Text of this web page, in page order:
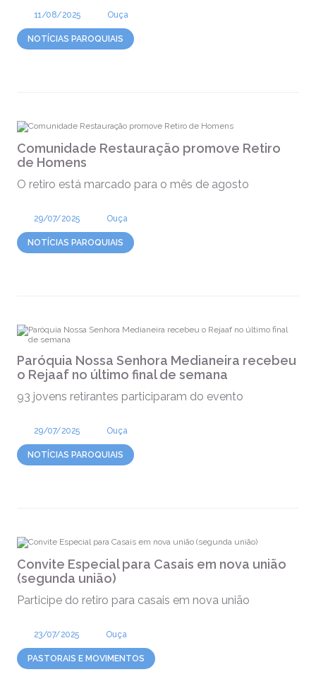
11/08/2025 Ouça
NOTÍCIAS PAROQUIAIS
Comunidade Restauração promove Retiro
de Homens
O retiro está marcado para o mês de agosto
29/07/2025 Ouça
NOTÍCIAS PAROQUIAIS
Paróquia Nossa Senhora Medianeira recebeu
o Rejaaf no último final de semana
93 jovens retirantes participaram do evento
29/07/2025 Ouça
NOTÍCIAS PAROQUIAIS
Convite Especial para Casais em nova união
(segunda união)
Participe do retiro para casais em nova união
23/07/2025 Ouça
PASTORAIS E MOVIMENTOS